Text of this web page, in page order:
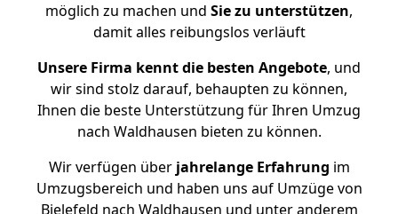
möglich zu machen und Sie zu unterstützen,
damit alles reibungslos verläuft
Unsere Firma kennt die besten Angebote, und
wir sind stolz darauf, behaupten zu können,
Ihnen die beste Unterstützung für Ihren Umzug
nach Waldhausen bieten zu können.
Wir verfügen überjahrelange Erfahrung im
Umzugsbereich und haben uns auf Umzüge von
Bielefeld nach Waldhausen und unter anderem